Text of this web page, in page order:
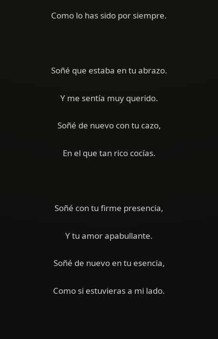
Como lo has sido por siempre.
Soñé que estaba en tu abrazo.
Y me sentía muy querido.
Soñé de nuevo con tu cazo,
En el que tan rico cocías.
Soñé con tu firme presencia,
Y tu amor apabullante.
Soñé de nuevo en tu esencia,
Como si estuvieras a mi lado.